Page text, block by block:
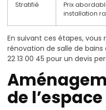
Stratifié
Prix
installation
En suivant ces étapes, vous
rénovation de salle de
22 13 00 45 pour un devis
de l’espace